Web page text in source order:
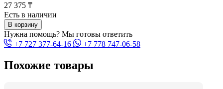
27 375 ₸
Есть в наличии
В корзину
Нужна помощь? Мы готовы ответить
+7 727 377-64-16
+7 778 747-06-58
Похожие товары